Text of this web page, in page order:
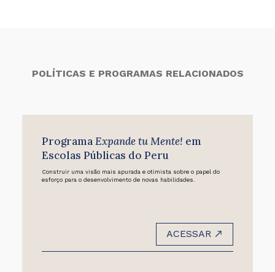
POLÍTICAS E PROGRAMAS RELACIONADOS
ProgramaExpande tu Mente! em
Escolas Públicas do Peru
Construir uma visão mais apurada e otimista sobre o papel do
esforço para o desenvolvimento de novas habilidades.
ACESSAR